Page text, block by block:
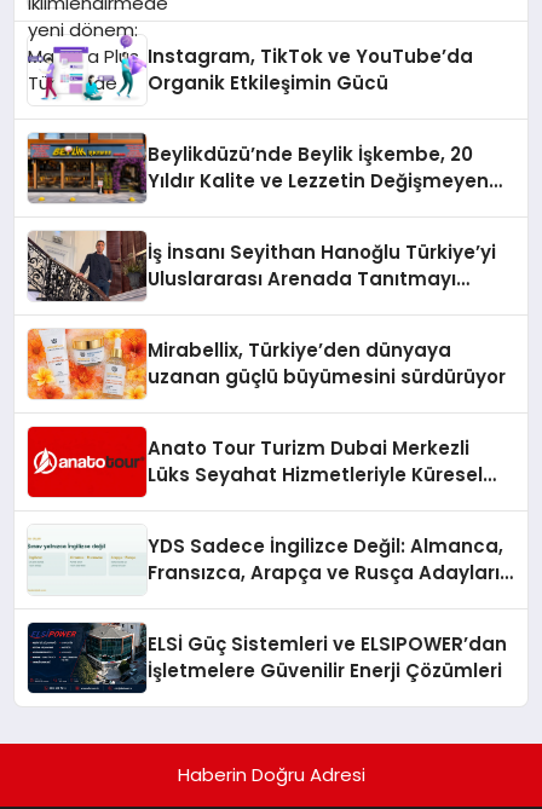
Instagram, TikTok ve YouTube’da
Organik Etkileşimin Gücü
Beylikdüzü’nde Beylik İşkembe, 20
Yıldır Kalite ve Lezzetin Değişmeyen
İş İnsanı Seyithan Hanoğlu Türkiye’yi
Uluslararası Arenada Tanıtmayı
Mirabellix, Türkiye’den dünyaya
uzanan güçlü büyümesini sürdürüyor
Anato Tour Turizm Dubai Merkezli
Lüks Seyahat Hizmetleriyle Küresel
YDS Sadece İngilizce Değil: Almanca,
Fransızca, Arapça ve Rusça Adayları
ELSİ Güç Sistemleri ve ELSIPOWER’dan
İşletmelere Güvenilir Enerji Çözümleri
Haberin Doğru Adresi